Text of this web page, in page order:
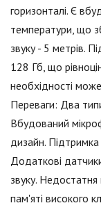
горизонталі. Є
температури, що
звуку - 5 метрів.
128 Гб, що
необхідності
Переваги: Два
Вбудований
дизайн. Підтримка
Додаткові
звуку. Недостатня
пам'яті високого